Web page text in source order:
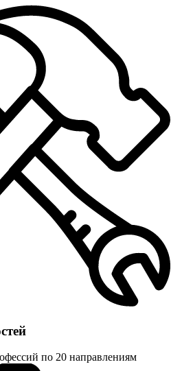
по 20 направлениям